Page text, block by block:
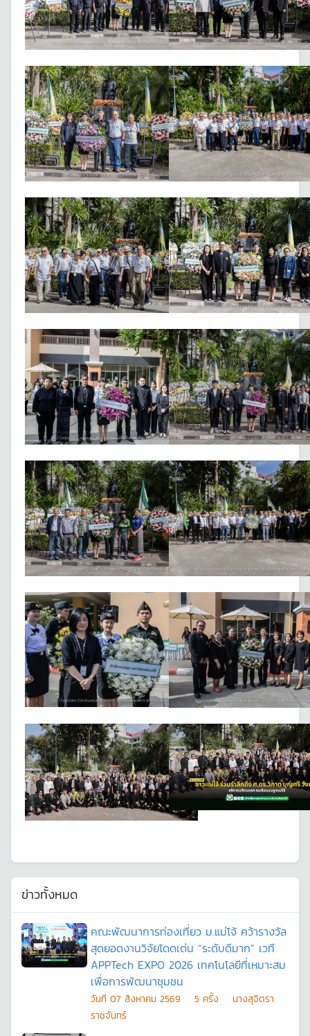
ข่าวทั้งหมด
คณะพัฒนาการท่องเที่ยว ม.แม่โจ้ คว้ารางวัล
สุดยอดงานวิจัยโดดเด่น “ระดับดีมาก” เวที
APPTech EXPO 2026 เทคโนโลยีที่เหมาะสม
เพื่อการพัฒนาชุมชน
วันที 07 สิงหาคม 2569 5 ครั้ง
นางสุจิตรา
ราชจันทร์